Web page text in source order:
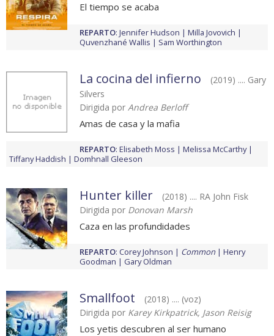
El tiempo se acaba
REPARTO: Jennifer Hudson
Milla Jovovich
Quvenzhané Wallis
Sam Worthington
La cocina del infierno
(2019) .... Gary
Silvers
Dirigida por Andrea Berloff
Amas de casa y la mafia
REPARTO: Elisabeth Moss
Melissa McCarthy
Tiffany Haddish
Domhnall Gleeson
Hunter killer
(2018) .... RA John Fisk
Dirigida por Donovan Marsh
Caza en las profundidades
REPARTO: Corey Johnson Common
Henry
Goodman
Gary Oldman
Smallfoot
(2018) .... (voz)
Dirigida por Karey Kirkpatrick, Jason Reisig
Los yetis descubren al ser humano